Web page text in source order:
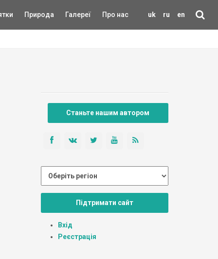
uk ru en
Природа Галереї Про нас
Станьте нашим автором
Підтримати сайт
Вхід
Реєстрація